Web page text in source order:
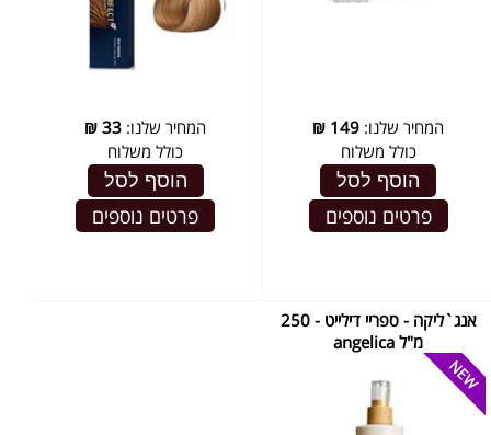
המחיר שלנו: 149
₪
כולל משלוח
הוסף לסל
פרטים נוספים
המחיר שלנו: 33
₪
כולל משלוח
הוסף לסל
פרטים נוספים
אנג`ליקה - ספריי דילייט - 250
מ"ל ‏angelica